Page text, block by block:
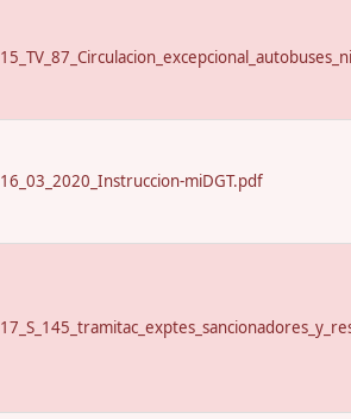
16_03_2020_Instruccion-miDGT.pdf